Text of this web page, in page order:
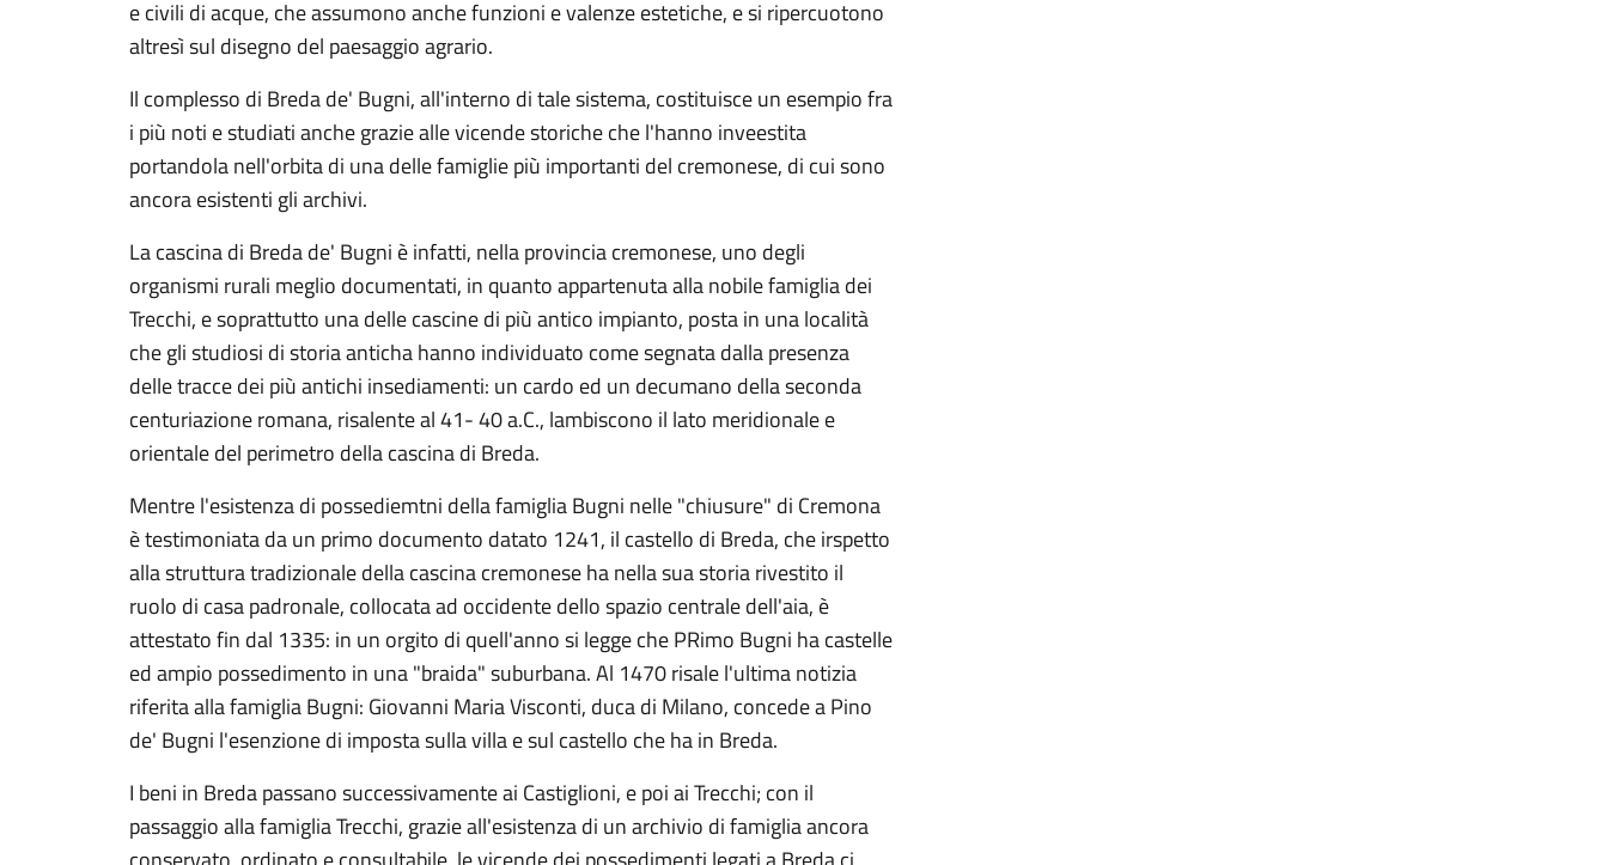
e civili di acque, che assumono anche funzioni e valenze estetiche, e si ripercuotono
altresì sul disegno del paesaggio agrario.
Il complesso di Breda de' Bugni, all'interno di tale sistema, costituisce un esempio fra
i più noti e studiati anche grazie alle vicende storiche che l'hanno inveestita
portandola nell'orbita di una delle famiglie più importanti del cremonese, di cui sono
ancora esistenti gli archivi.
La cascina di Breda de' Bugni è infatti, nella provincia cremonese, uno degli
organismi rurali meglio documentati, in quanto appartenuta alla nobile famiglia dei
Trecchi, e soprattutto una delle cascine di più antico impianto, posta in una località
che gli studiosi di storia anticha hanno individuato come segnata dalla presenza
delle tracce dei più antichi insediamenti: un cardo ed un decumano della seconda
centuriazione romana, risalente al 41- 40 a.C., lambiscono il lato meridionale e
orientale del perimetro della cascina di Breda.
Mentre l'esistenza di possediemtni della famiglia Bugni nelle "chiusure" di Cremona
è testimoniata da un primo documento datato 1241, il castello di Breda, che irspetto
alla struttura tradizionale della cascina cremonese ha nella sua storia rivestito il
ruolo di casa padronale, collocata ad occidente dello spazio centrale dell'aia, è
attestato fin dal 1335: in un orgito di quell'anno si legge che PRimo Bugni ha castelle
ed ampio possedimento in una "braida" suburbana. Al 1470 risale l'ultima notizia
riferita alla famiglia Bugni: Giovanni Maria Visconti, duca di Milano, concede a Pino
de' Bugni l'esenzione di imposta sulla villa e sul castello che ha in Breda.
I beni in Breda passano successivamente ai Castiglioni, e poi ai Trecchi; con il
passaggio alla famiglia Trecchi, grazie all'esistenza di un archivio di famiglia ancora